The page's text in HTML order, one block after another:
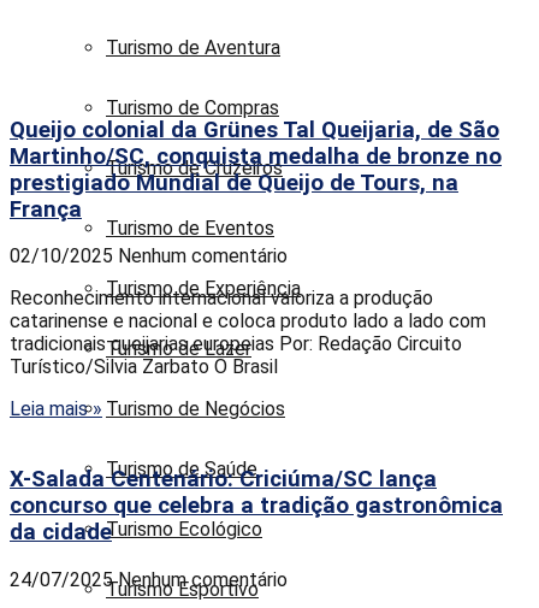
Turismo de Aventura
Turismo de Compras
Turismo de Cruzeiros
Turismo de Eventos
Turismo de Experiência
Turismo de Lazer
Turismo de Negócios
Turismo de Saúde
Turismo Ecológico
Turismo Esportivo
Queijo colonial da Grünes Tal Queijaria, de São
Martinho/SC, conquista medalha de bronze no
prestigiado Mundial de Queijo de Tours, na
França
02/10/2025 Nenhum comentário
Reconhecimento internacional valoriza a produção
catarinense e nacional e coloca produto lado a lado com
tradicionais queijarias europeias Por: Redação Circuito
Turístico/Silvia Zarbato O Brasil
Leia mais »
X-Salada Centenário: Criciúma/SC lança
concurso que celebra a tradição gastronômica
da cidade
24/07/2025Nenhum comentário